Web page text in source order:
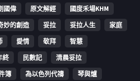
國偉 原文解經
國度禾場KHM
妙的創造 妥拉 妥拉人生
家庭
愛情 敬拜
智慧
終 民數記
清晨妥拉
簿 為以色列代禱 琴與爐